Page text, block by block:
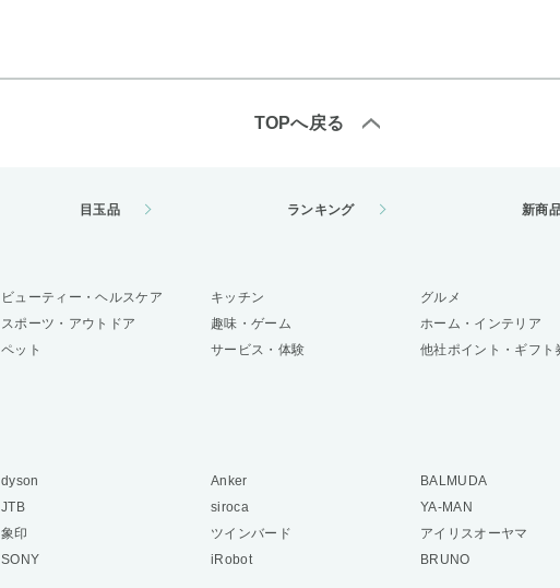
TOPへ戻る
目玉品 ランキング 新商
ビューティー・ヘルスケア キッチン グルメ
スポーツ・アウトドア 趣味・ゲーム ホーム・インテリア
ペット サービス・体験 他社ポイント・ギフト
dyson Anker BALMUDA
JTB siroca YA-MAN
象印 ツインバード アイリスオーヤマ
SONY iRobot BRUNO